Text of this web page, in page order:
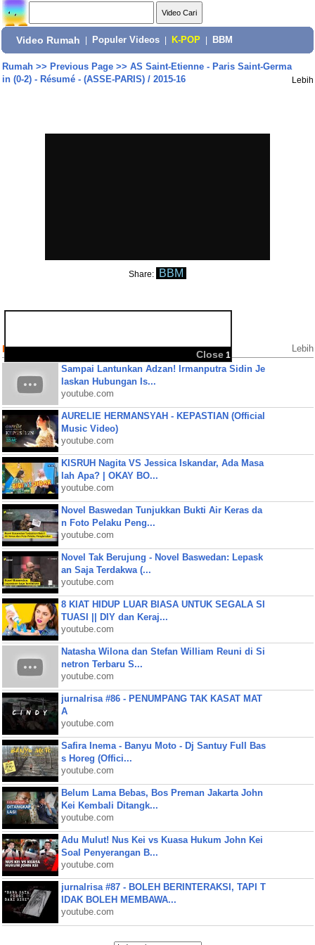
Video Rumah Populer Videos K-POP BBM
Rumah>> Previous Page>> AS Saint-Etienne - Paris Saint-Germa
in (0-2) - Résumé - (ASSE-PARIS) / 2015-16
Lebih
Share: BBM
Populer Videos Lebih
Sampai Lantunkan Adzan! Irmanputra Sidin Je
laskan Hubungan Is...
youtube.com
AURELIE HERMANSYAH - KEPASTIAN (Official
Music Video)
youtube.com
KISRUH Nagita VS Jessica Iskandar, Ada Masa
lah Apa? | OKAY BO...
youtube.com
Novel Baswedan Tunjukkan Bukti Air Keras da
n Foto Pelaku Peng...
youtube.com
Novel Tak Berujung - Novel Baswedan: Lepask
an Saja Terdakwa (...
youtube.com
8 KIAT HIDUP LUAR BIASA UNTUK SEGALA SI
TUASI || DIY dan Keraj...
youtube.com
Natasha Wilona dan Stefan William Reuni di Si
netron Terbaru S...
youtube.com
jurnalrisa #86 - PENUMPANG TAK KASAT MAT
A
youtube.com
Safira Inema - Banyu Moto - Dj Santuy Full Bas
s Horeg (Offici...
youtube.com
Belum Lama Bebas, Bos Preman Jakarta John
Kei Kembali Ditangk...
youtube.com
Adu Mulut! Nus Kei vs Kuasa Hukum John Kei
Soal Penyerangan B...
youtube.com
jurnalrisa #87 - BOLEH BERINTERAKSI, TAPI T
IDAK BOLEH MEMBAWA...
youtube.com